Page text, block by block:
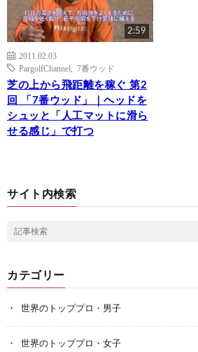
2:59
2011.02.03
PargolfChannel
7番ウッド
芝の上から飛距離を稼ぐ 第2
回 「7番ウッド」｜ヘッドを
シュッと「人工マットに滑ら
せる感じ」で打つ
サイト内検索
カテゴリー
世界のトッププロ・男子
世界のトッププロ・女子